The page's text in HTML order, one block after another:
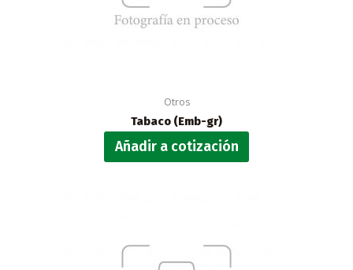
Otros
Tabaco (Emb-gr)
Añadir a cotización